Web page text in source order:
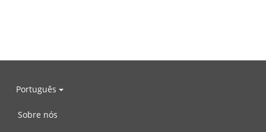
Português
Sobre nós